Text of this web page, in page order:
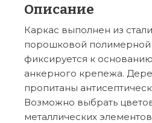
Описание
Каркас выполнен из
порошковой полимерной
фиксируется к
анкерного крепежа.
пропитаны
Возможно выбрать
металлических